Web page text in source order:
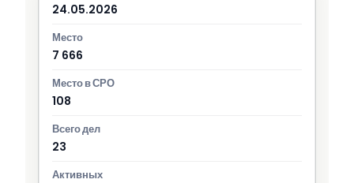
24.05.2026
7 666
108
23